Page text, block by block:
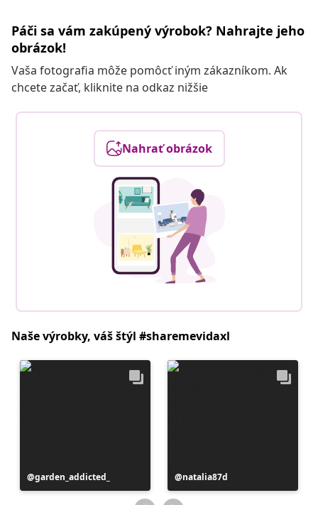
Páči sa vám zakúpený výrobok? Nahrajte jeho
obrázok!
Vaša fotografia môže pomôcť iným zákazníkom. Ak
chcete začať, kliknite na odkaz nižšie
Nahrať obrázok
Naše výrobky, váš štýl #sharemevidaxl
Príspevok
zverejnil
garden_addicted_
Príspevok
zverejnil
natalia87d